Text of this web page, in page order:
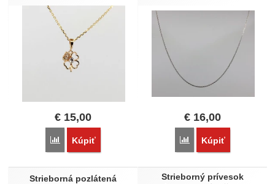
€ 15,00
Porovnať
Kúpiť
€16,00
Porovnať
Kúpiť
Strieborná pozlátená
Strieborný prívesok